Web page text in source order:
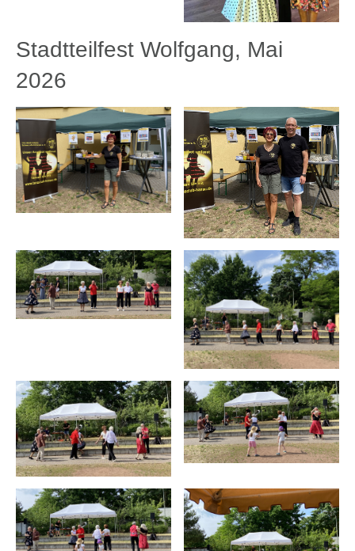
Stadtteilfest Wolfgang, Mai
2026